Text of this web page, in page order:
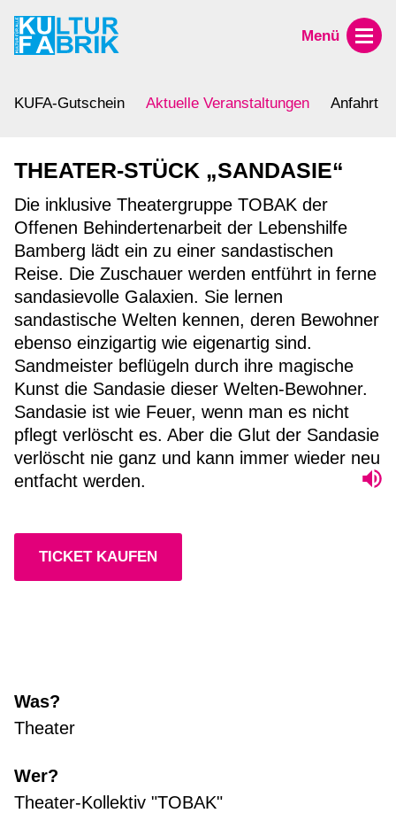
Menü
KUFA-Gutschein Aktuelle Veranstaltungen Anfahrt
THEATER-STÜCK „SANDASIE“
Die inklusive Theatergruppe TOBAK der
Offenen Behindertenarbeit der Lebenshilfe
Bamberg lädt ein zu einer sandastischen
Reise. Die Zuschauer werden entführt in ferne
sandasievolle Galaxien. Sie lernen
sandastische Welten kennen, deren Bewohner
ebenso einzigartig wie eigenartig sind.
Sandmeister beflügeln durch ihre magische
Kunst die Sandasie dieser Welten-Bewohner.
Sandasie ist wie Feuer, wenn man es nicht
pflegt verlöscht es. Aber die Glut der Sandasie
verlöscht nie ganz und kann immer wieder neu
entfacht werden.
TICKET KAUFEN
Was?
Theater
Wer?
Theater-Kollektiv "TOBAK"